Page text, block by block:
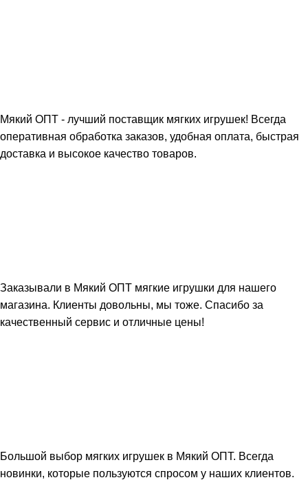
Мякий ОПТ - лучший поставщик мягких игрушек! Всегда
оперативная обработка заказов, удобная оплата, быстрая
доставка и высокое качество товаров.
Заказывали в Мякий ОПТ мягкие игрушки для нашего
магазина. Клиенты довольны, мы тоже. Спасибо за
качественный сервис и отличные цены!
Большой выбор мягких игрушек в Мякий ОПТ. Всегда
новинки, которые пользуются спросом у наших клиентов.